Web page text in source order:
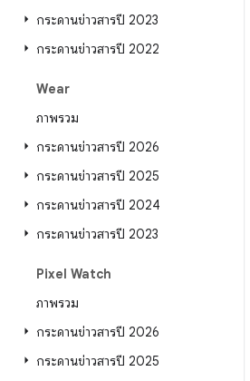
กระดานข่าวสารปี 2023
กระดานข่าวสารปี 2022
Wear
ภาพรวม
กระดานข่าวสารปี 2026
กระดานข่าวสารปี 2025
กระดานข่าวสารปี 2024
กระดานข่าวสารปี 2023
Pixel Watch
ภาพรวม
กระดานข่าวสารปี 2026
กระดานข่าวสารปี 2025